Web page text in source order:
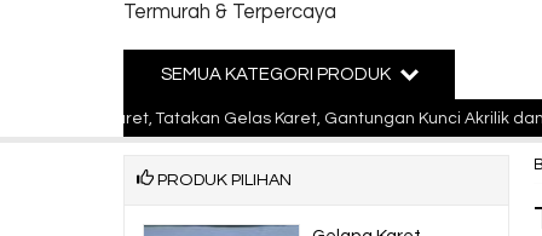
Termurah & Terpercaya
SEMUA KATEGORI PRODUK
Karet, Tatakan Gelas Karet, Gantungan Kunci Akrilik dan
PRODUK PILIHAN